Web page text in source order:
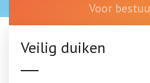
Voor
Veilig duiken